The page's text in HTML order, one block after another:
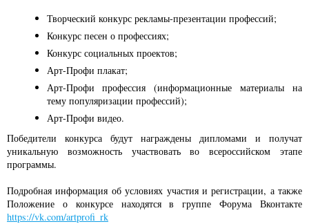
Творческий конкурс рекламы-презентации профессий;
Конкурс песен о профессиях;
Конкурс социальных проектов;
Арт-Профи плакат;
Арт-Профи профессия (информационные материалы на
тему популяризации профессий);
Арт-Профи видео.
Победители конкурса будут награждены дипломами и получат
уникальную возможность участвовать во всероссийском этапе
программы.
Подробная информация об условиях участия и регистрации, а также
Положение о конкурсе находятся в группе Форума Вконтакте
https://vk.com/artprofi_rk